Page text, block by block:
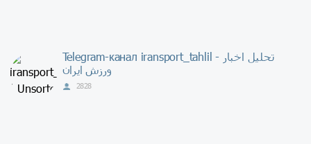
Telegram-канал iransport_tahlil - تحلیل اخبار
ورزش ایران
2828